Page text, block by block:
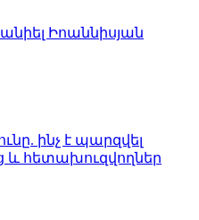
Իոաննիսյան
ինչ է պարզվել
և հետախուզվողներ